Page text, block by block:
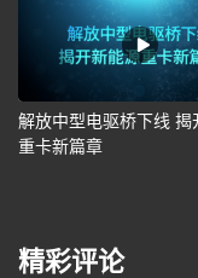
解放中型电驱桥下线 揭开新能源
重卡新篇章
精彩评论